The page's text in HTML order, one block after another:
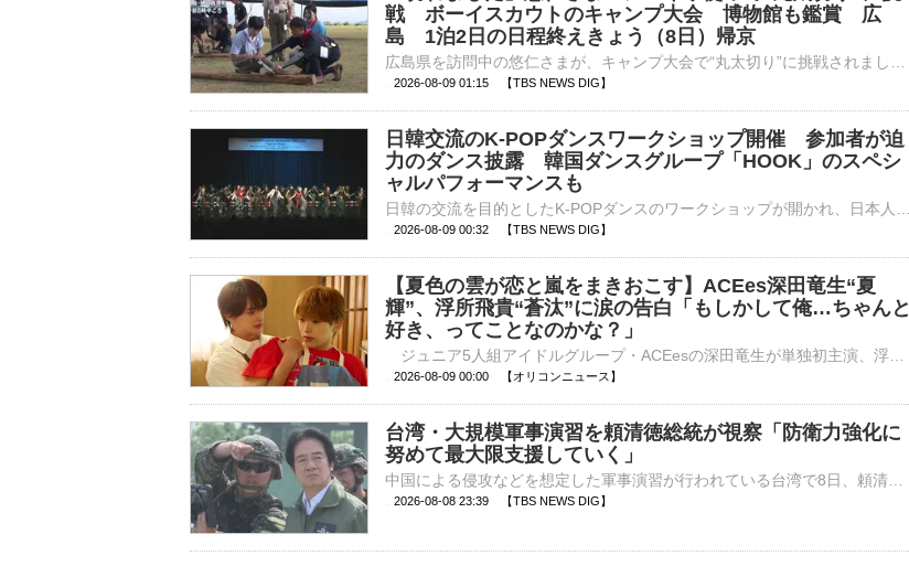
戦 ボーイスカウトのキャンプ大会 博物館も鑑賞 広
島 1泊2日の日程終えきょう（8日）帰京
2026-08-09 01:15 【TBS NEWS DIG】
日韓交流のK-POPダンスワークショップ開催 参加者が迫
力のダンス披露 韓国ダンスグループ「HOOK」のスペシ
ャルパフォーマンスも
2026-08-09 00:32 【TBS NEWS DIG】
【夏色の雲が恋と嵐をまきおこす】ACEes深田竜生“夏
輝”、浮所飛貴“蒼汰”に涙の告白「もしかして俺…ちゃんと
好き、ってことなのかな？」
2026-08-09 00:00 【オリコンニュース】
台湾・大規模軍事演習を頼清徳総統が視察「防衛力強化に
努めて最大限支援していく」
2026-08-08 23:39 【TBS NEWS DIG】